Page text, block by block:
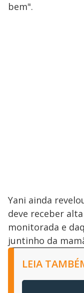
bem".
Yani ainda
deve receber
monitorada e
juntinho da
LEIA